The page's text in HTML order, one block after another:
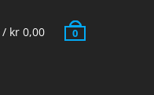
/ kr 0,00 0